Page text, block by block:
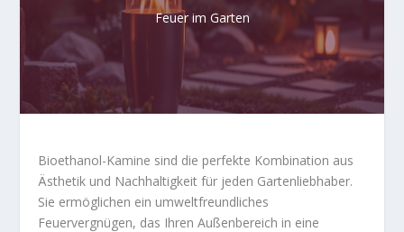
Feuer im Garten
Bioethanol-Kamine sind die perfekte Kombination aus
Ästhetik und Nachhaltigkeit für jeden Gartenliebhaber.
Sie ermöglichen ein umweltfreundliches
Feuervergnügen, das Ihren Außenbereich in eine